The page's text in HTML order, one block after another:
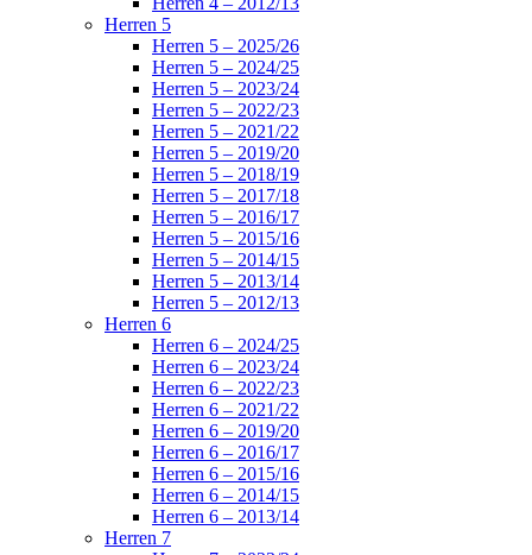
Herren 5
Herren 5 – 2025/26
Herren 5 – 2024/25
Herren 5 – 2023/24
Herren 5 – 2022/23
Herren 5 – 2021/22
Herren 5 – 2019/20
Herren 5 – 2018/19
Herren 5 – 2017/18
Herren 5 – 2016/17
Herren 5 – 2015/16
Herren 5 – 2014/15
Herren 5 – 2013/14
Herren 5 – 2012/13
Herren 6
Herren 6 – 2024/25
Herren 6 – 2023/24
Herren 6 – 2022/23
Herren 6 – 2021/22
Herren 6 – 2019/20
Herren 6 – 2016/17
Herren 6 – 2015/16
Herren 6 – 2014/15
Herren 6 – 2013/14
Herren 7